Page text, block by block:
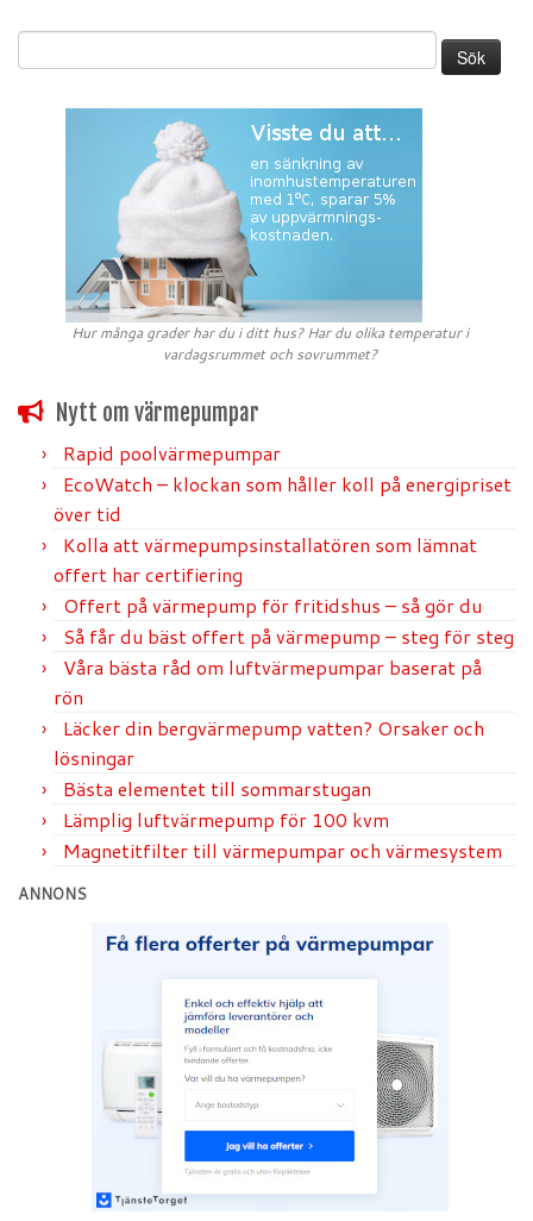
efter:
Hur många grader har du i ditt hus? Har du olika temperatur i
vardagsrummet och sovrummet?
Nytt om värmepumpar
Rapid poolvärmepumpar
EcoWatch – klockan som håller koll på energipriset
över tid
Kolla att värmepumpsinstallatören som lämnat
offert har certifiering
Offert på värmepump för fritidshus – så gör du
Så får du bäst offert på värmepump – steg för steg
Våra bästa råd om luftvärmepumpar baserat på
rön
Läcker din bergvärmepump vatten? Orsaker och
lösningar
Bästa elementet till sommarstugan
Lämplig luftvärmepump för 100 kvm
Magnetitfilter till värmepumpar och värmesystem
ANNONS